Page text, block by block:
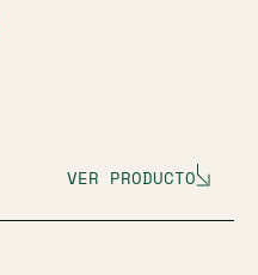
VER PRODUCTO